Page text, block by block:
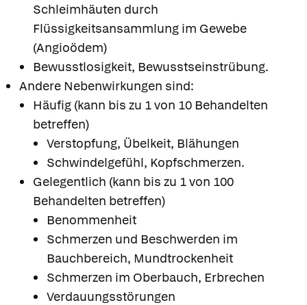
Schleimhäuten durch
Flüssigkeitsansammlung im Gewebe
(Angioödem)
Bewusstlosigkeit, Bewusstseinstrübung.
Andere Nebenwirkungen sind:
Häufig (kann bis zu 1 von 10 Behandelten
betreffen)
Verstopfung, Übelkeit, Blähungen
Schwindelgefühl, Kopfschmerzen.
Gelegentlich (kann bis zu 1 von 100
Behandelten betreffen)
Benommenheit
Schmerzen und Beschwerden im
Bauchbereich, Mundtrockenheit
Schmerzen im Oberbauch, Erbrechen
Verdauungsstörungen